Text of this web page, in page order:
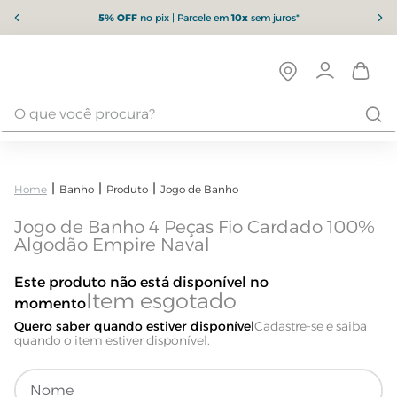
5% OFFno pix | Parcele em10xsem juros*
Banho Produto Jogo de Banho
Jogo de Banho 4 Peças Fio Cardado 100%
Algodão Empire Naval
Este produto não está disponível no
momento
Quero saber quando estiver disponível